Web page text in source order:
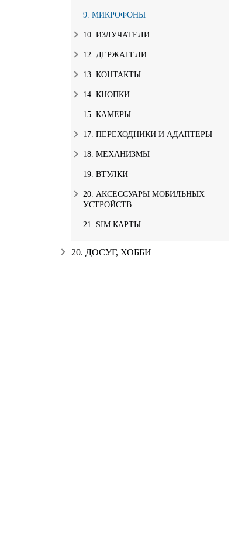
9. МИКРОФОНЫ
10. ИЗЛУЧАТЕЛИ
12. ДЕРЖАТЕЛИ
13. КОНТАКТЫ
14. КНОПКИ
15. КАМЕРЫ
17. ПЕРЕХОДНИКИ И АДАПТЕРЫ
18. МЕХАНИЗМЫ
19. ВТУЛКИ
20. АКСЕССУАРЫ МОБИЛЬНЫХ
УСТРОЙСТВ
21. SIM КАРТЫ
20. ДОСУГ, ХОББИ